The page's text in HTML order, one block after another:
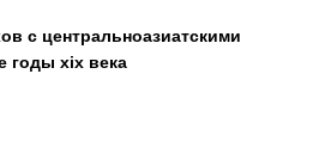
с центральноазиатскими
годы xix века